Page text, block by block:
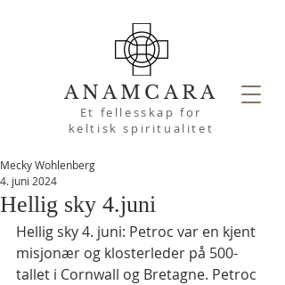
ANAMCARA
Et fellesskap for
keltisk spiritualitet
Hellig sky 4.juni
Mecky Wohlenberg
4. juni 2024
Hellig sky 4. juni: Petroc var en kjent
misjonær og klosterleder på 500-
tallet i Cornwall og Bretagne. Petroc